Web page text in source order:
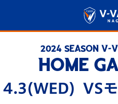
2024 SEASON V-
HOME
4.3(WED) VS